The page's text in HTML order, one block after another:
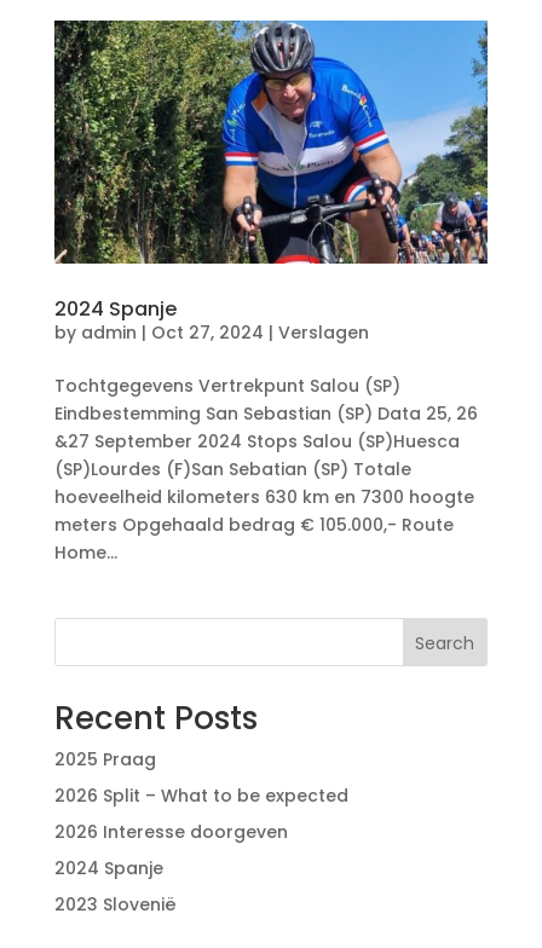
2024 Spanje
by admin | Oct 27, 2024 | Verslagen
Tochtgegevens Vertrekpunt Salou (SP)
Eindbestemming San Sebastian (SP) Data 25, 26
&27 September 2024 Stops Salou (SP)Huesca
(SP)Lourdes (F)San Sebatian (SP) Totale
hoeveelheid kilometers 630 km en 7300 hoogte
meters Opgehaald bedrag € 105.000,- Route
Home...
Search
Recent Posts
2025 Praag
2026 Split – What to be expected
2026 Interesse doorgeven
2024 Spanje
2023 Slovenië